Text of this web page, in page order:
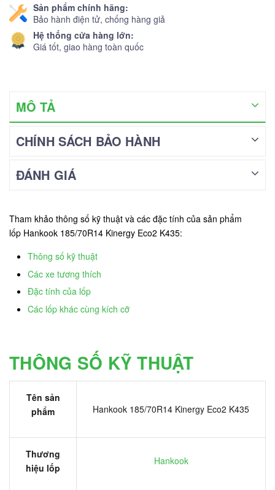
Sản phẩm chính hãng:
Bảo hành điện tử, chống hàng giả
Hệ thống cửa hàng lớn:
Giá tốt, giao hàng toàn quốc
MÔ TẢ
CHÍNH SÁCH BẢO HÀNH
ĐÁNH GIÁ
Tham khảo thông số kỹ thuật và các đặc tính của sản phẩm
lốp Hankook 185/70R14 Kinergy Eco2 K435:
Thông số kỹ thuật
Các xe tương thích
Đặc tính của lốp
Các lốp khác cùng kích cỡ
THÔNG SỐ KỸ THUẬT
Tên sản
phẩm
Hankook 185/70R14 Kinergy Eco2 K435
Thương
hiệu lốp
Hankook